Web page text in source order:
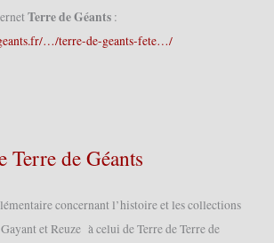
Terre de Géants :
…/terre-de-geants-fete…/
Terre de Géants
concernant l’histoire et les collections
et Reuze à celui de Terre de Terre de